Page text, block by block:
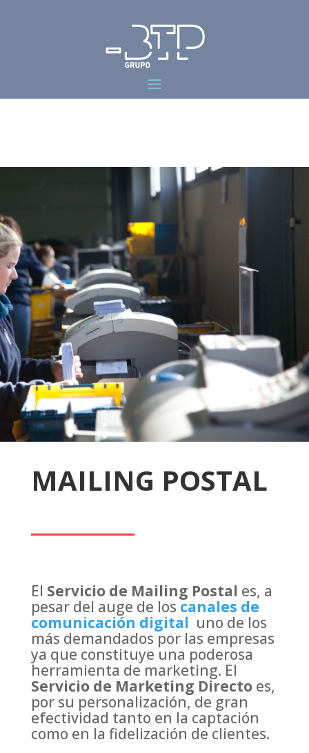
MAILING POSTAL
El Servicio de Mailing Postal es, a
pesar del auge de los canales de
comunicación digital uno de los
más demandados por las empresas
ya que constituye una poderosa
herramienta de marketing. El
Servicio de Marketing Directo es,
por su personalización, de gran
efectividad tanto en la captación
como en la fidelización de clientes.